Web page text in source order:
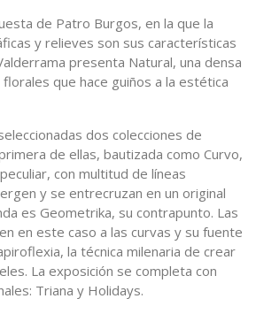
de Patro Burgos, en la que la
y relieves son sus características
presenta Natural, una densa
que hace guiños a la estética
dos colecciones de
de ellas, bautizada como Curvo,
con multitud de líneas
y se entrecruzan en un original
es Geometrika, su contrapunto. Las
en este caso a las curvas y su fuente
la técnica milenaria de crear
La exposición se completa con
Triana y Holidays.